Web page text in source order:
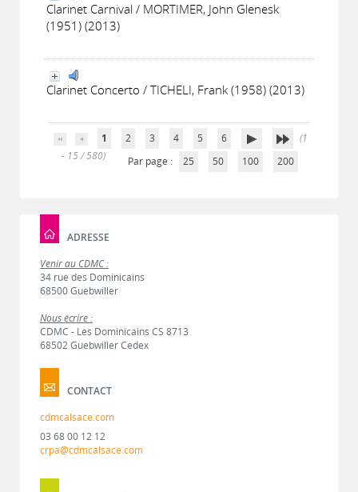
Clarinet Carnival / MORTIMER, John Glenesk
(1951) (2013)
Clarinet Concerto / TICHELI, Frank (1958) (2013)
1 2 3 4 5 6
(1
- 15 / 580)
Par page : 25 50 100 200
ADRESSE
Venir au CDMC :
34 rue des Dominicains
68500 Guebwiller
Nous écrire :
CDMC - Les Dominicains CS 8713
68502 Guebwiller Cedex
CONTACT
cdmcalsace.com
03 68 00 12 12
crpa@cdmcalsace.com